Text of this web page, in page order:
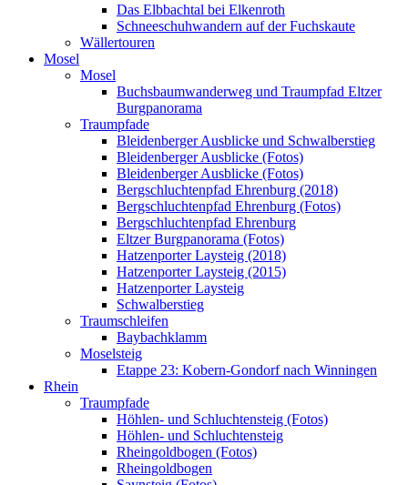
Das Elbbachtal bei Elkenroth
Schneeschuhwandern auf der Fuchskaute
Wällertouren
Mosel
Mosel
Buchsbaumwanderweg und Traumpfad Eltzer
Burgpanorama
Traumpfade
Bleidenberger Ausblicke und Schwalberstieg
Bleidenberger Ausblicke (Fotos)
Bleidenberger Ausblicke (Fotos)
Bergschluchtenpfad Ehrenburg (2018)
Bergschluchtenpfad Ehrenburg (Fotos)
Bergschluchtenpfad Ehrenburg
Eltzer Burgpanorama (Fotos)
Hatzenporter Laysteig (2018)
Hatzenporter Laysteig (2015)
Hatzenporter Laysteig
Schwalberstieg
Traumschleifen
Baybachklamm
Moselsteig
Etappe 23: Kobern-Gondorf nach Winningen
Rhein
Traumpfade
Höhlen- und Schluchtensteig (Fotos)
Höhlen- und Schluchtensteig
Rheingoldbogen (Fotos)
Rheingoldbogen